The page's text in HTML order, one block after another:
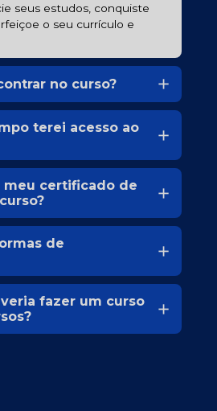
seus estudos, conquiste
o seu currículo e
no curso?
terei acesso ao
meu certificado de
de
fazer um curso